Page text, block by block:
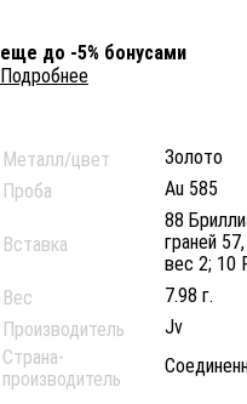
еще до -5% бонусами
Подробнее
Металл/цвет
Золото
Проба
Au 585
Вставка
88
граней
вес 2; 10
Вес
7.98 г.
Производитель
Jv
Страна-
производитель